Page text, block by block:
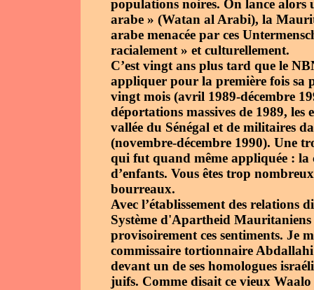
populations noires. On lance alors
arabe » (Watan al Arabi), la
arabe menacée par ces
racialement » et culturellement.
C’est vingt ans plus tard que le
appliquer pour la première fois sa
vingt mois (avril 1989-décembre
déportations massives de 1989,
vallée du Sénégal et de militaires
(novembre-décembre 1990). Une
qui fut quand même appliquée : la
d’enfants. Vous êtes trop
bourreaux.
Avec l’établissement des relations
Système d'Apartheid Mauritaniens
provisoirement ces sentiments. Je
commissaire tortionnaire
devant un de ses homologues
juifs. Comme disait ce vieux